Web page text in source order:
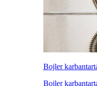
Bojler
Bojler